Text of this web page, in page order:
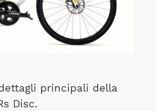
principali della
Disc.